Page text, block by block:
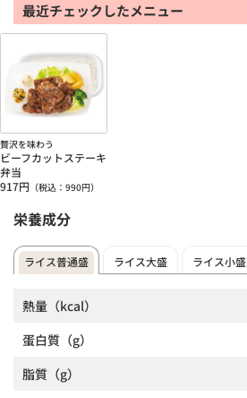
最近チェックしたメニュー
贅沢を味わう
ビーフカットステーキ
弁当
917円 （税込： 990円）
栄養成分
ライス普通盛 ライス大盛 ライス小盛
熱量 （kcal）
蛋白質 （g）
脂質 （g）